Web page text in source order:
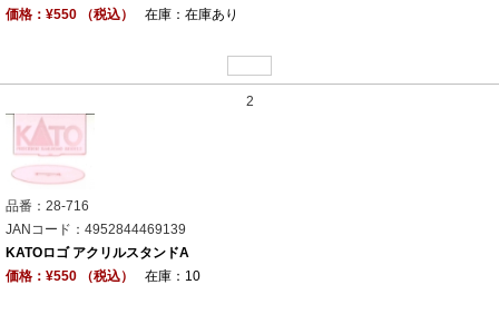
価格：¥550 （税込）
在庫：在庫あり
2
品番：28-716
JANコード：4952844469139
KATOロゴ アクリルスタンドA
価格：¥550 （税込）
在庫：10